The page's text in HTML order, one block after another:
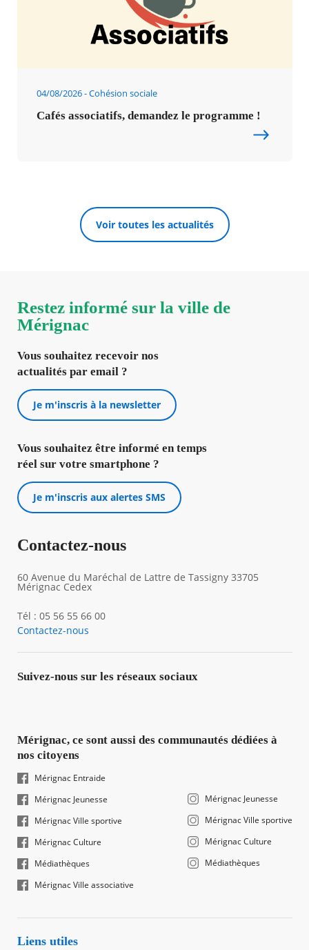
04/08/2026 Cohésion sociale
Cafés associatifs, demandez le programme !
Voir toutes les actualités
Restez informé sur la ville de
Mérignac
Vous souhaitez recevoir nos
actualités par email ?
Je m'inscris à la newsletter
Vous souhaitez être informé en temps
réel sur votre smartphone ?
Je m'inscris aux alertes SMS
Contactez-nous
60 Avenue du Maréchal de Lattre de Tassigny 33705
Mérignac Cedex
Tél : 05 56 55 66 00
Contactez-nous
Suivez-nous sur les réseaux sociaux
Mérignac, ce sont aussi des communautés dédiées à
nos citoyens
Mérignac Entraide
Mérignac Jeunesse
Mérignac Ville sportive
Mérignac Culture
Médiathèques
Mérignac Ville associative
Mérignac Jeunesse
Mérignac Ville sportive
Mérignac Culture
Médiathèques
Liens utiles